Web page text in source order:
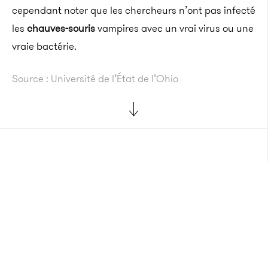
cependant noter que les chercheurs n’ont pas infecté
les chauves-sourisvampires avec un vrai virus ou une
vraie bactérie.
Source : Université de l’État de l’Ohio